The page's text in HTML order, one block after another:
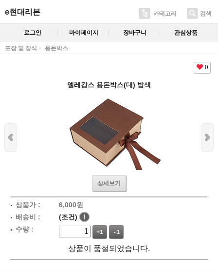
e현대리본 카테고리 검색
로그인 마이페이지 장바구니 관심상품
포장 및 장식 용돈박스
0
엘레강스 용돈박스(대) 밤색
상세보기
상품가 : 6,000원
배송비 :
(조건)
!
수량 :
+1 -1
상품이 품절되었습니다.